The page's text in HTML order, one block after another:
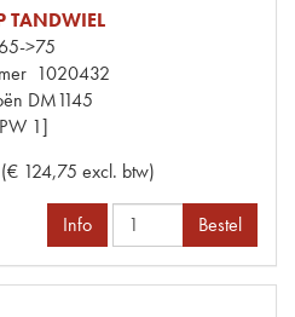
TANDWIEL
>75
1020432
DM1145
1]
(€ 124,75 excl. btw)
Info Bestel